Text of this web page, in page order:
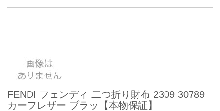
FENDI フェンディ 二つ折り財布 2309 30789
カーフレザー ブラッ【本物保証】